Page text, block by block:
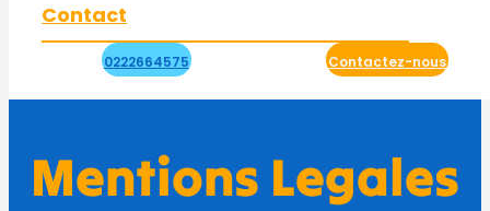
Contact
0222664575 Contactez-nous
Mentions Legales